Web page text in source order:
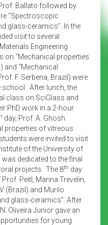
Ballato followed by
“Spectroscopic
glass-ceramics”. In the
visit to several
Engineering
on “Mechanical properties
and “Mechanical
F. Serbena, Brazil) were
school. After lunch, the
class on SciGlass and
PhD work in a 2-hour
day, Prof. A. Ghosh
properties of vitreous
were invited to visit
of the University of
dedicated to the final
projects. The 8th day
Peitl, Marina Trevelin,
(Brazil) and Murilo
glass-ceramics”. After
Oliveira Junior gave an
for young